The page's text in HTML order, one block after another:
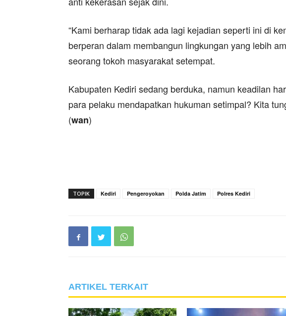
“Kami berharap tidak ada lagi kejadian seperti ini di
berperan dalam membangun lingkungan yang lebih
seorang tokoh masyarakat setempat.
Kabupaten Kediri sedang berduka, namun keadilan
para pelaku mendapatkan hukuman setimpal? Kita
(wan)
TOPIK Kediri Pengeroyokan Polda Jatim Polres Kediri
ARTIKEL TERKAIT